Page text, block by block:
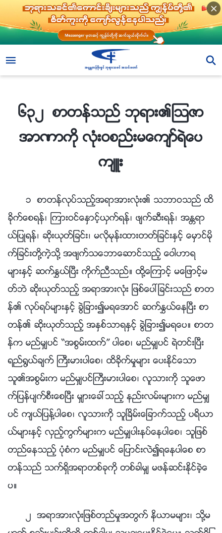
၆၃၂ စာတန္သည္ ဘုရား၏ၾသဇာ
အာဏာကို လုံးဝစည္းမေက်ာ္ရဲေပ
က်ဴး
၁ စာတန္လုပ္သည့္အရာအားလုံး၏ သဘာဝသည္ ထိ
ခိုက္ေစရန္၊ ၾကားဝင္ေႏွာင့္ယွက္ရန္၊ ဖ်က္ဆီးရန္၊ အႏၲရာ
ယ္ျပဳရန္၊ ဆိုးယုတ္ျခင္း၊ မလိုမုန္းထားတတ္ျခင္းႏွင့္ ေမွာင္မို
က္ျခင္းတို႔ကဲ့သို႔ အဖ်က္သေဘာေဆာင္သည့္ ေဝါဟာရ
မ်ားႏွင့္ ဆက္ႏႊယ္ၿပီး ကိုက္ညီသည္။ ထို႔ေၾကာင့္ မေျဖာင့္မ
တ္ဘဲ ဆိုးယုတ္သည့္ အရာအားလုံး ျဖစ္ေပၚျခင္းသည္ စာတ
န္၏ လုပ္ရပ္မ်ားႏွင့္ ခြဲျခား၍မရေအာင္ ဆက္ႏႊယ္ေနၿပီး စာ
တန္၏ ဆိုးယုတ္သည့္ အႏွစ္သာရႏွင့္ ခြဲျခား၍မရေပ။ စာတ
န္က မည္မွ်ပင္ “အစြမ္းထက္” ပါေစ၊ မည္မွ်ပင္ ရဲတင္းၿပီး
ရည္႐ြယ္ခ်က္ ႀကီးမားပါေစ၊ ထိခိုက္မႈမ်ား ေပးႏိုင္ေသာ
သူ၏အစြမ္းက မည္မွ်ပင္ႀကီးမားပါေစ၊ လူသားကို သူေဖာ
က္ျပန္ပ်က္စီးေစၿပီး မွ်ားေခၚသည့္ နည္းလမ္းမ်ားက မည္မွ်
ပင္ က်ယ္ျပန္႔ပါေစ၊ လူသားကို သူၿခိမ္းေျခာက္သည့္ ပရိယာ
ယ္မ်ားႏွင့္ လွည့္ကြက္မ်ားက မည္မွ်ပါးနပ္ေနပါေစ၊ သူျဖစ္
တည္ေနသည့္ ပုံစံက မည္မွ်ပင္ ေျပာင္းလဲ၍ရေနပါေစ စာ
တန္သည္ သက္ရွိအရာတစ္ခုကို တစ္ခါမွ် မဖန္ဆင္းႏိုင္ခဲ့ေ
ပ။
၂ အရာအားလုံးျဖစ္တည္မႈအတြက္ နိယာမမ်ား၊ သို႔မ